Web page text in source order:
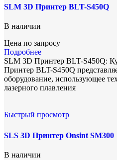
SLM 3D Принтер BLT-S450Q
В наличии
Цена по запросу
Подробнее
SLM 3D Принтер BLT-S450Q:
Принтер BLT-S450Q
оборудование, использующее
лазерного плавления
Быстрый просмотр
SLS 3D Принтер Onsint SM300
В наличии